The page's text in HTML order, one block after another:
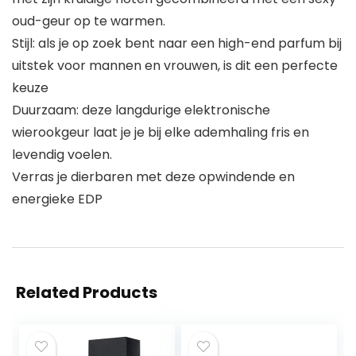
oud-geur op te warmen.
Stijl: als je op zoek bent naar een high-end parfum bij
uitstek voor mannen en vrouwen, is dit een perfecte
keuze
Duurzaam: deze langdurige elektronische
wierookgeur laat je je bij elke ademhaling fris en
levendig voelen.
Verras je dierbaren met deze opwindende en
energieke EDP
Related Products